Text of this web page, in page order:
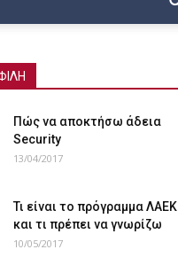
Πώς να αποκτήσω άδεια
Security
13/04/2017
Τι είναι το πρόγραμμα ΛΑΕΚ
και τι πρέπει να γνωρίζω
10/05/2017